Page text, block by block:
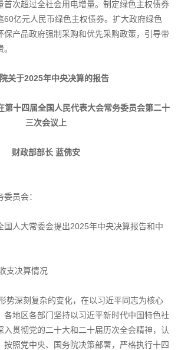
首次超过全社会用电增量。制定绿色主权债券
60亿元人民币绿色主权债券。扩大政府绿色
保产品政府强制采购和优先采购政策，引导带
关于2025年中央决算的报告
十四届全国人民代表大会常务委员会第二十
三次会议上
财政部部长 蓝佛安
员会：
国人大常委会提出2025年中央决算报告和中
支决算情况
势深刻复杂的变化，在以习近平同志为核心
各地区各部门坚持以习近平新时代中国特色社
入贯彻党的二十大和二十届历次全会精神，认
按照党中央、国务院决策部署，严格执行十四